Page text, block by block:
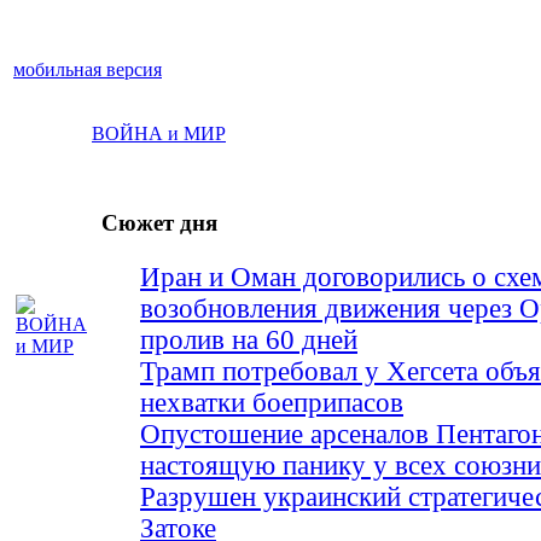
мобильная версия
ВОЙНА и МИР
Сюжет дня
Иран и Оман договорились о
возобновления движения через
пролив на 60 дней
Трамп потребовал у Хегсета
нехватки боеприпасов
Опустошение арсеналов
настоящую панику у всех
Разрушен украинский
Затоке